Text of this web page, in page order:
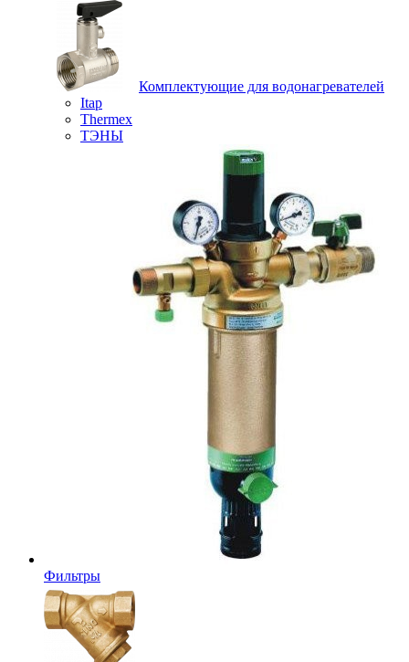
Комплектующие для водонагревателей
Itap
Thermex
ТЭНЫ
Фильтры